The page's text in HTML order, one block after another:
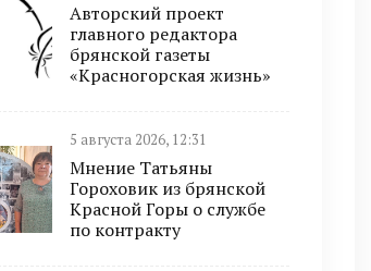
Авторский проект
главного редактора
брянской газеты
«Красногорская жизнь»
5 августа 2026, 12:31
Мнение Татьяны
Гороховик из брянской
Красной Горы о службе
по контракту